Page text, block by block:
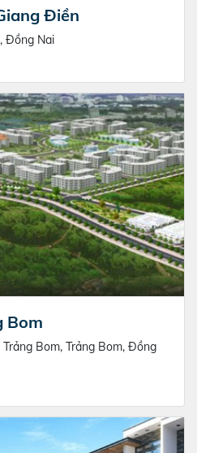
Điền
Đồng Nai
Bom
Bom, Trảng Bom, Đồng